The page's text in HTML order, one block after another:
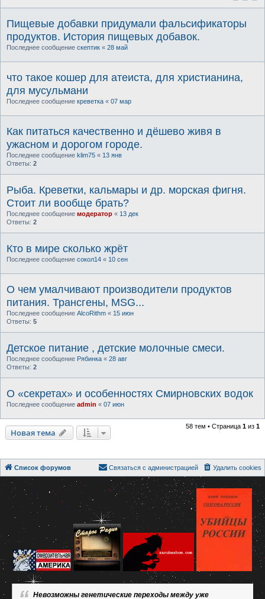
Пищевые добавки придумали фальсификаторы
продуктов. История пищевых добавок.
Последнее сообщение скептик « 28 май
что такое кошер для атеиста, для христианина,
для мусульмани
Последнее сообщение креветка « 07 мар
Как питаться качественно и дёшево живя в
ужасном и дорогом городе.
Последнее сообщение klim75 « 13 янв
Ответы: 2
Рыба. Креветки, кальмары и др. морская фигня.
Стоит ли вообще брать?
Последнее сообщение модератор « 13 дек
Ответы: 2
Кто в мире сколько жрёт
Последнее сообщение сокол14 « 10 сен
О чем умалчивают производители продуктов
питания. Трансгены, MSG...
Последнее сообщение AlcoRithm « 15 июн
Ответы: 5
Детское питание , детские молочные смеси.
Последнее сообщение Рябинка « 28 авг
Ответы: 2
О «секретах» и особенностях Смирновских водок
Последнее сообщение admin « 07 июн
Новая тема
58 тем • Страница 1 из 1
Список форумов Удалить cookies
Связаться с администрацией
Невозможны генетические переходы между уже